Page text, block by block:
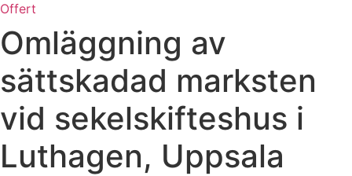
Offert
Omläggning av
sättskadad marksten
vid sekelskifteshus i
Luthagen, Uppsala